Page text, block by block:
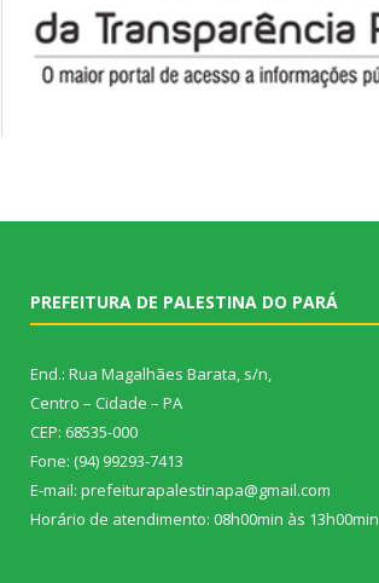
PREFEITURA DE PALESTINA DO PARÁ
End.: Rua Magalhães Barata, s/n,
Centro – Cidade – PA
CEP: 68535-000
Fone: (94) 99293-7413
E-mail: prefeiturapalestinapa@gmail.com
Horário de atendimento: 08h00min às 13h00min